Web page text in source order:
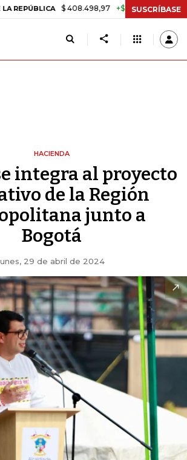
$ 408.498,97 +$ 8.753,81 +2,19%
SUSCRÍBASE
HACIENDA
integra al proyecto
de la Región
junto a
Bogotá
29 de abril de 2024